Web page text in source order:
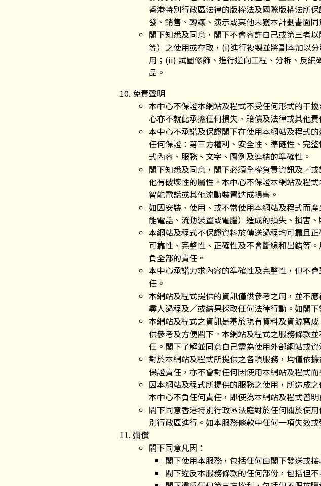
香港特別行政區法律的版權法及國際版權法所
發、銷售、轉讓、演示或其他未獲本計劃書面
閣下知悉及同意，閣下不會容許自己或第三者
等）之使用或存取，(i)進行複製並將副本加以
用；(ii) 試圖修飾、進行逆向工程、分柝、反
品。
免責聲明
本中心不保證本網站及程式不受任何形式的干
心亦不就此承擔任何損失、賠償及法律或其他責
本中心不承諾及保證閣下在使用本網站及程式
任何保證：第三方權利、安全性、準確性、完
式內容、服務、文字、圖例及連結的準確性。
閣下知悉及同意，閣下必須全權負責資訊及／
他有破壞性的屬性。本中心不保證本網站及程
智能電話或其他流動裝置造成損害。
如因安裝、使用、或不當使用本網站及程式而
能電話、流動裝置或電腦）造成的損失、損害
本網站及程式不保證資料於傳送過程均可靠且
可靠性、完整性、正確性及不會斷線和出錯等
負全部的責任。
本中心承諾力求內容的準確性及完整性，但不
任。
本網站及程式提供的資訊僅供參考之用，並不
尋人過程及／或結果採取任何法律行動。如閣
本網站及程式之資訊是基於現有資料及資源寫
供參考及方便閣下。本網站及程式之服務條款
任。閣下了解並同意自己需為使用外部網站或
對於本網站及程式所提供之各項服務，均僅依
保證責任，亦不會對任何因使用本網站及程式
因本網站及程式所提供的服務之使用，所造成
本中心不負任何責任，即使為本網站及程式曾
閣下同意香港特別行政區法庭對於任何關於使
別行政區進行。如本服務條款中任何一項失效
彌償
閣下同意凡因：
閣下使用本服務，包括任何由閣下發送或接
閣下違反本服務條款的任何部份，包括但